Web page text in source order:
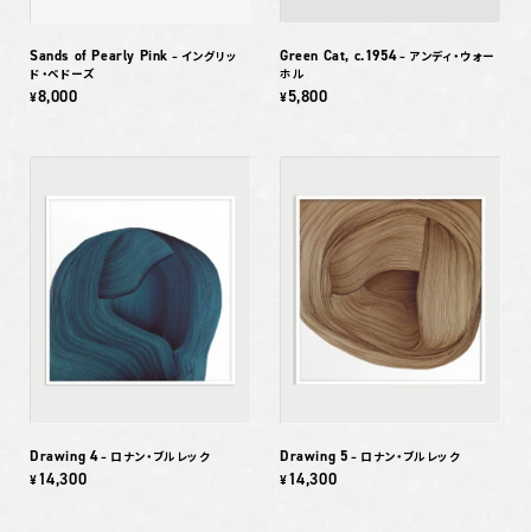
Sands of Pearly Pink – イングリッ
ド・ベドーズ
¥8,000
Green Cat, c.1954– アンディ・ウォー
ホル
¥5,800
Drawing 4– ロナン・ブルレック
¥14,300
Drawing 5 – ロナン・ブルレック
¥14,300